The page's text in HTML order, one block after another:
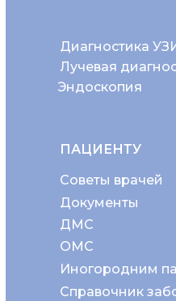
Диагностика
Эндоскопия
Лучевая
ПАЦИЕНТУ
Советы врачей
ОМС
Документы
ДМС
Иногородним
Справочник